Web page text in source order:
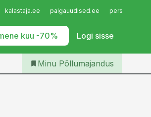
kalastaja.ee palgauudised.ee
kuu -70% Logi sisse
Iseteenindus
Telli Põllumajandus
Minu Põllumajandus